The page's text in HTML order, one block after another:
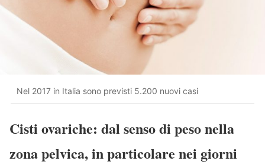
Nel 2017 in Italia sono previsti 5.200 nuovi casi
Cisti ovariche: dal senso di peso nella
zona pelvica, in particolare nei giorni